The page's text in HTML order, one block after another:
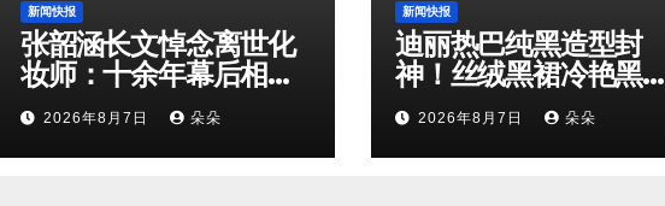
新闻快报
张韶涵长文悼念离世化
妆师：十余年幕后相
守，是娱乐圈最温柔的
双向奔赴
2026年8月7日 朵朵
新闻快报
迪丽热巴纯黑造型封
神！丝绒黑裙冷艳黑天
鹅解锁顶级高级感
2026年8月7日 朵朵